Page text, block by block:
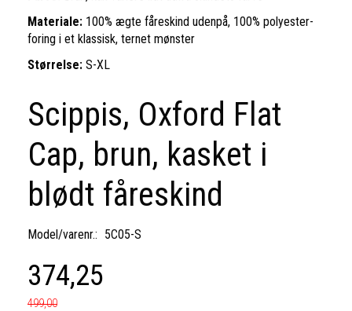
Materiale: 100% ægte fåreskind udenpå, 100% polyester-
foring i et klassisk, ternet mønster
Størrelse: S-XL
Scippis, Oxford Flat
Cap, brun, kasket i
blødt fåreskind
Model/varenr.: 5C05-S
374,25
499,00